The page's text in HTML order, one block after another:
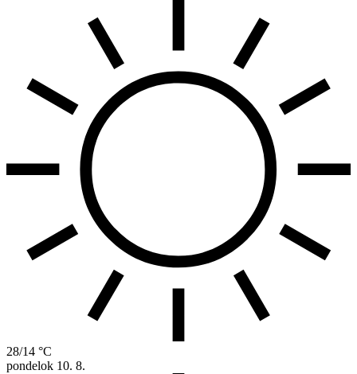
28/14 °C
pondelok 10. 8.